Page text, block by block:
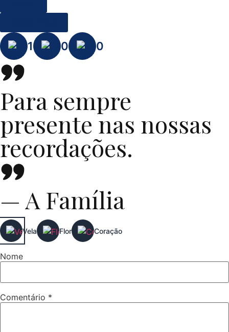
1 0 0
Para sempre
presente nas nossas
recordações.
— A Família
Vela Flor Coração
Nome
Comentário *